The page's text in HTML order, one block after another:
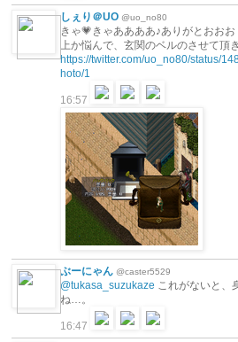
しぇり＠UO @uo_no80
きゃ💗きゃああああ♪ありがとおお
上か悩んで、玄関のベルのさせて頂
https://twitter.com/uo_no80/status/
hoto/1
16:57
ぶーにゃん @caster5529
@tukasa_suzukaze これがないと、
ね…。
16:47